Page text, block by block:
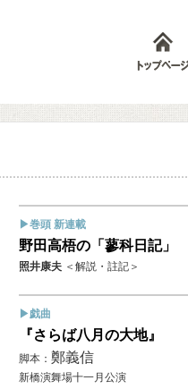
▶巻頭 新連載
野田高梧の「蓼科日記」
照井康夫 ＜解説・註記＞
▶戯曲
『さらば八月の大地』
脚本： 鄭義信
新橋演舞場十一月公演